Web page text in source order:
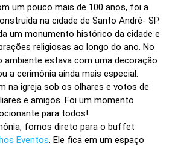
um pouco mais de 100 anos, foi a
na cidade de Santo André- SP.
um monumento histórico da cidade e
religiosas ao longo do ano. No
ambiente estava com uma decoração
a cerimônia ainda mais especial.
na igreja sob os olhares e votos de
e amigos. Foi um momento
para todos!
fomos direto para o buffet
Eventos. Ele fica em um espaço